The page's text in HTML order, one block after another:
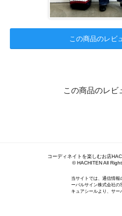
この商品のレビ
この商品のレビ
コーディネイトを楽しむお店
© HACHITEN All
当サイトでは、通信情報
ーバルサイン株式会社の
キュアシールより、サー